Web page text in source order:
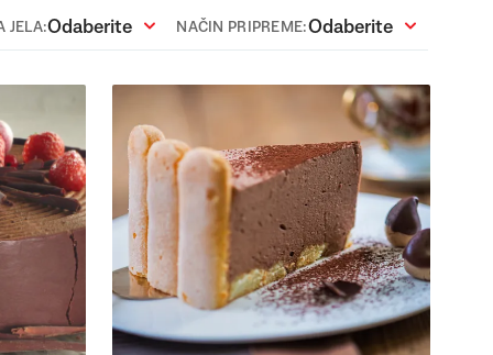
JELA:Odaberite NAČIN PRIPREME:Odaberite